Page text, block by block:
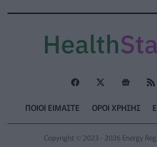
ΠΟΙΟΙ ΕΙΜΑΣΤΕ ΟΡΟΙ ΧΡΗΣΗΣ
Copyright © 2023 - 2026 Energy